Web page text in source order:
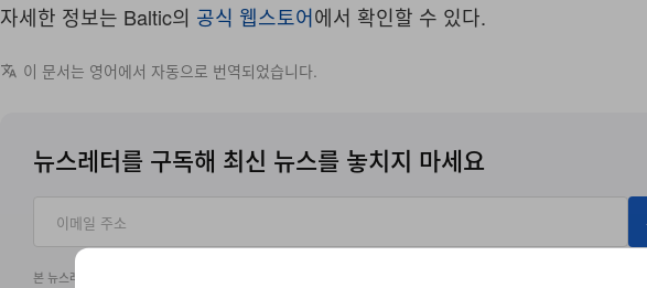
자세한 정보는 Baltic의 공식 웹스토어에서 확인할 수 있다.
이 문서는 영어에서 자동으로 번역되었습니다.
뉴스레터를 구독해 최신 뉴스를 놓치지 마세요
본 뉴스레터 구독 신청에 따라 자사의